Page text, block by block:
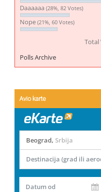
Daaaaaa (28%, 82 Votes)
Nope (21%, 60 Votes)
Total
Polls Archive
Avio karte
Beograd, Srbija
Destinacija (grad ili
Datum od